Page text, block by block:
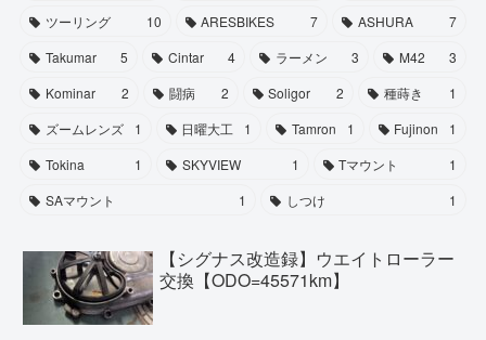
ツーリング
10 ARESBIKES 7 ASHURA
7
Takumar
5 Cintar 4 ラーメン 3 M42
3
Kominar
2 闘病 2 Soligor 2 種蒔き
1
ズームレンズ
1 日曜大工 1 Tamron 1 Fujinon
1
Tokina
1 SKYVIEW 1 Tマウント
1
SAマウント
1 しつけ 1
【シグナス改造録】ウエイトローラー
交換【ODO=45571km】